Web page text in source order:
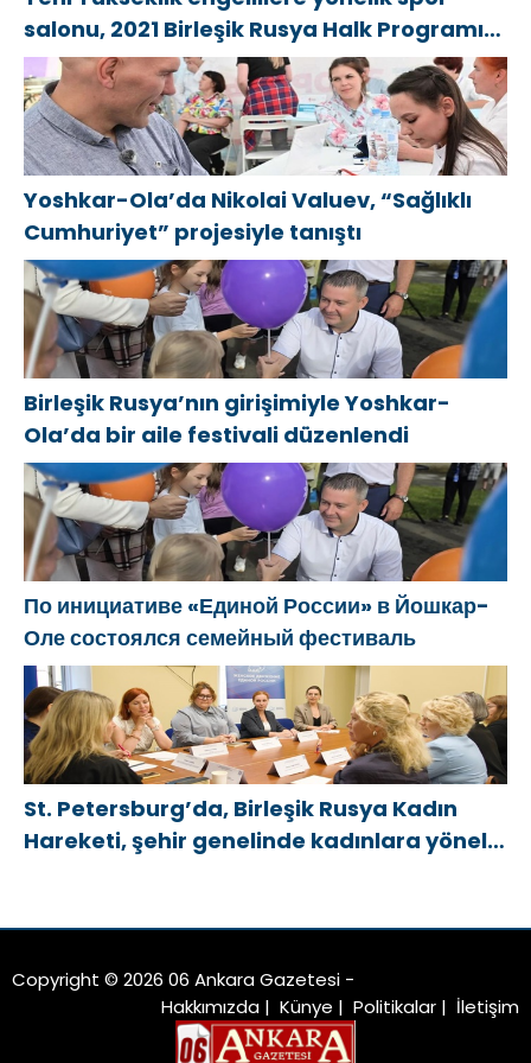
salonu, 2021 Birleşik Rusya Halk Programı
kapsamında Saratov’da açıldı
Yoshkar-Ola’da Nikolai Valuev, “Sağlıklı
Cumhuriyet” projesiyle tanıştı
Birleşik Rusya’nın girişimiyle Yoshkar-
Ola’da bir aile festivali düzenlendi
По инициативе «Единой России» в Йошкар-
Оле состоялся семейный фестиваль
St. Petersburg’da, Birleşik Rusya Kadın
Hareketi, şehir genelinde kadınlara yönelik
Copyright © 2026 06 Ankara Gazetesi -
Hakkımızda | Künye | Politikalar | İletişim